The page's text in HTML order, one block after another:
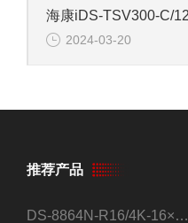
2024-03-20
推荐产品
DS-8864N-R16/4K-16×4T/希捷16盘位录像机